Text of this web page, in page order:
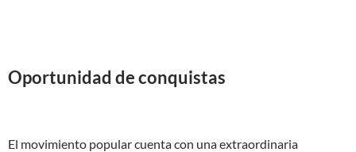
Oportunidad de conquistas
El movimiento popular cuenta con una extraordinaria